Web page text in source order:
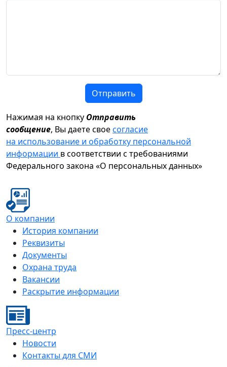
Отправить
Нажимая на кнопку Отправить
сообщение, Вы даете своесогласие
на использование и обработку персональной
информации в соответствии с требованиями
Федерального закона «О персональных данных»
О компании
История компании
Реквизиты
Документы
Охрана труда
Вакансии
Раскрытие информации
Пресс-центр
Новости
Контакты для СМИ